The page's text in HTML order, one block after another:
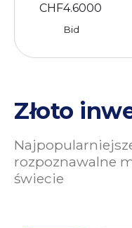
CHF4.6000
Bid
Złoto
rozpoznawalne
świecie